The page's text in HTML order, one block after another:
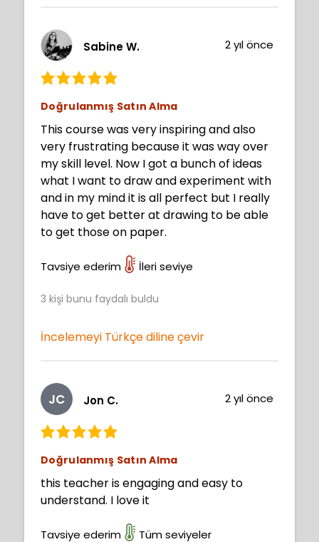
Sabine W. 2 yıl önce
Doğrulanmış Satın Alma
This course was very inspiring and also
very frustrating because it was way over
my skill level. Now I got a bunch of ideas
what I want to draw and experiment with
and in my mind it is all perfect but I really
have to get better at drawing to be able
to get those on paper.
Tavsiye ederim İleri seviye
3 kişi bunu faydalı buldu
İncelemeyi Türkçe diline çevir
JC Jon C. 2 yıl önce
Doğrulanmış Satın Alma
this teacher is engaging and easy to
understand. I love it
Tavsiye ederim Tüm seviyeler